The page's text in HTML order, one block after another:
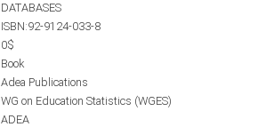
DATABASES
ISBN:92-9124-033-8
0$
Book
Adea Publications
WG on Education Statistics (WGES)
ADEA